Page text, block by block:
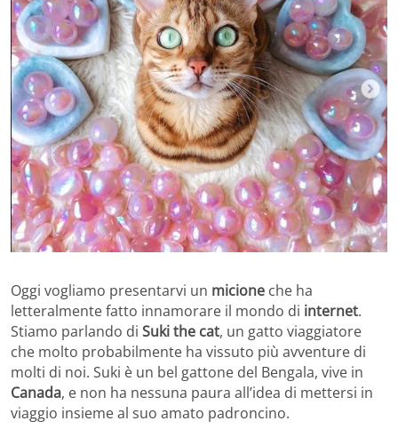
Oggi vogliamo presentarvi un micione che ha
letteralmente fatto innamorare il mondo di internet.
Stiamo parlando di Suki the cat, un gatto viaggiatore
che molto probabilmente ha vissuto più avventure di
molti di noi. Suki è un bel gattone del Bengala, vive in
Canada, e non ha nessuna paura all’idea di mettersi in
viaggio insieme al suo amato padroncino.